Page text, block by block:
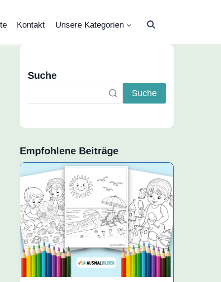
Kontakt Unsere Kategorien
Suche
Suche
Empfohlene Beiträge